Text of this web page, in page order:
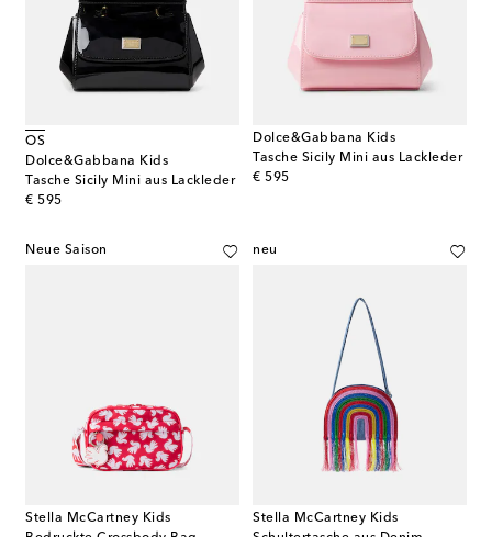
OS
Dolce&Gabbana Kids
Tasche Sicily Mini aus Lackleder
€ 595
original price
Dolce&Gabbana Kids
Tasche Sicily Mini aus Lackleder
€ 595
original price
Neue Saison
Stella McCartney Kids
neu
Stella McCartney Kids